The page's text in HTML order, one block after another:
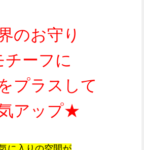
のお守り
チーフに
プラスして
アップ★